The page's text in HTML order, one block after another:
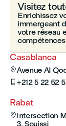
Casablanca
Avenue Al
 +212 5 22 52
Rabat
 Intersection
3, Souissi
Visitez
Enrichissez
immergeant
votre réseau
compétences